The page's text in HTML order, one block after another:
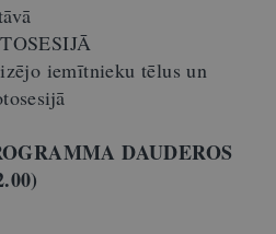
iemītnieku tēlus un
DAUDEROS